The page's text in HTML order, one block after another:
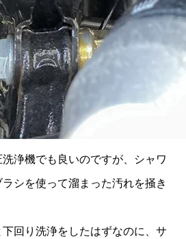
浄機でも良いのですが、シャワ
シを使って溜まった汚れを掻き
回り洗浄をしたはずなのに、サ